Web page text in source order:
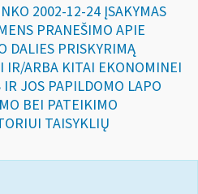
2002-12-24 ĮSAKYMAS
PRANEŠIMO APIE
DALIES PRISKYRIMĄ
IR/ARBA KITAI EKONOMINEI
JOS PAPILDOMO LAPO
BEI PATEIKIMO
TAISYKLIŲ